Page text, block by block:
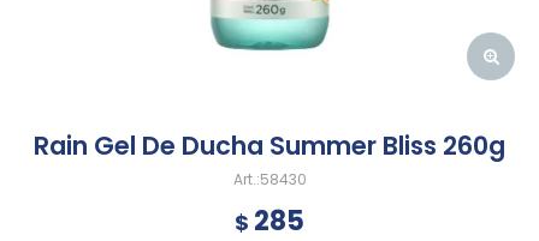
Rain Gel De Ducha Summer Bliss 260g
58430
$ 285